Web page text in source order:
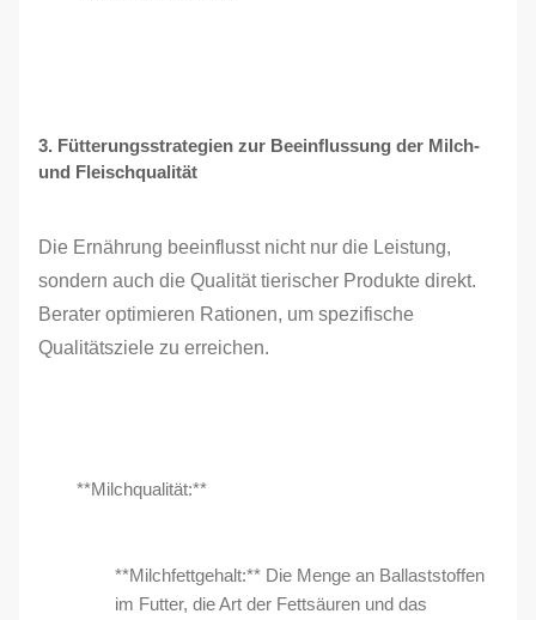
3. Fütterungsstrategien zur Beeinflussung der Milch-
und Fleischqualität
Die Ernährung beeinflusst nicht nur die Leistung,
sondern auch die Qualität tierischer Produkte direkt.
Berater optimieren Rationen, um spezifische
Qualitätsziele zu erreichen.
**Milchqualität:**
**Milchfettgehalt:** Die Menge an Ballaststoffen
im Futter, die Art der Fettsäuren und das